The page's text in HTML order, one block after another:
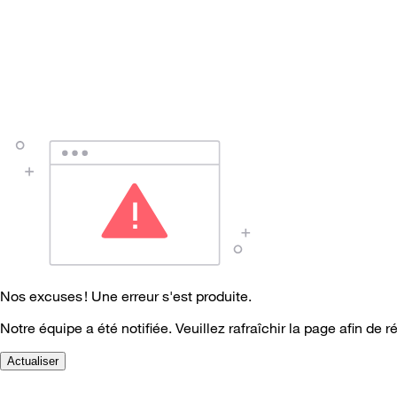
Nos excuses ! Une erreur s'est produite.
Notre équipe a été notifiée. Veuillez rafraîchir la page afin de
Actualiser